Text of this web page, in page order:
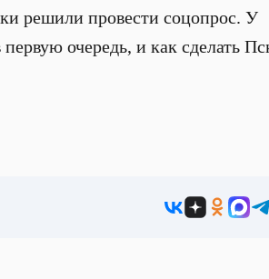
решили провести соцопрос. У
очередь, и как сделать